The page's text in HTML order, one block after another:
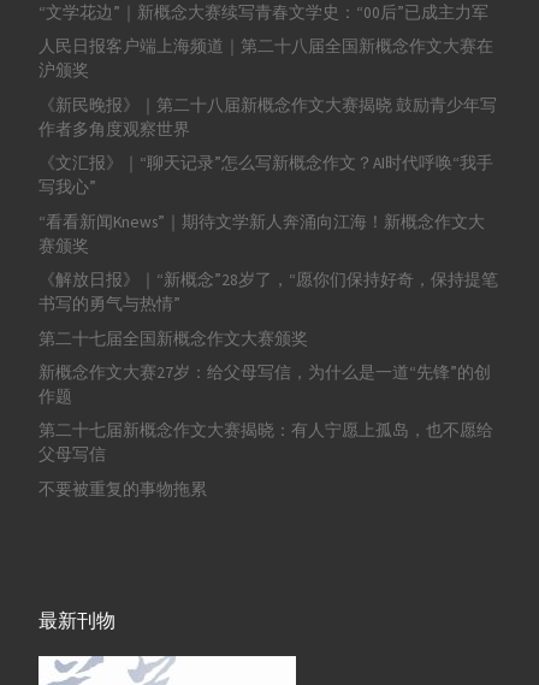
“文学花边”｜新概念大赛续写青春文学史：“00后”已成主力军
人民日报客户端上海频道｜第二十八届全国新概念作文大赛在
沪颁奖
《新民晚报》｜第二十八届新概念作文大赛揭晓 鼓励青少年写
作者多角度观察世界
《文汇报》｜“聊天记录”怎么写新概念作文？AI时代呼唤“我手
写我心”
“看看新闻Knews”｜期待文学新人奔涌向江海！新概念作文大
赛颁奖
《解放日报》｜“新概念”28岁了，“愿你们保持好奇，保持提笔
书写的勇气与热情”
第二十七届全国新概念作文大赛颁奖
新概念作文大赛27岁：给父母写信，为什么是一道“先锋”的创
作题
第二十七届新概念作文大赛揭晓：有人宁愿上孤岛，也不愿给
父母写信
不要被重复的事物拖累
最新刊物